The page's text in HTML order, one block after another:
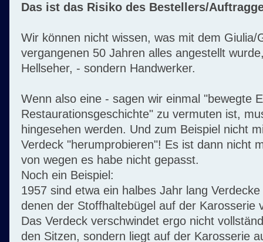
Das ist das Risiko des Bestellers/
Wir können nicht wissen, was mit dem Giulia/
vergangenen 50 Jahren alles angestellt
Hellseher, - sondern Handwerker.
Wenn also eine - sagen wir einmal "bewegte
Restaurationsgeschichte" zu vermuten ist,
hingesehen werden. Und zum Beispiel nicht
Verdeck "herumprobieren"! Es ist dann nicht
von wegen es habe nicht gepasst.
Noch ein Beispiel:
1957 sind etwa ein halbes Jahr lang
denen der Stoffhaltebügel auf der Karosserie
Das Verdeck verschwindet ergo nicht
den Sitzen, sondern liegt auf der Karosserie